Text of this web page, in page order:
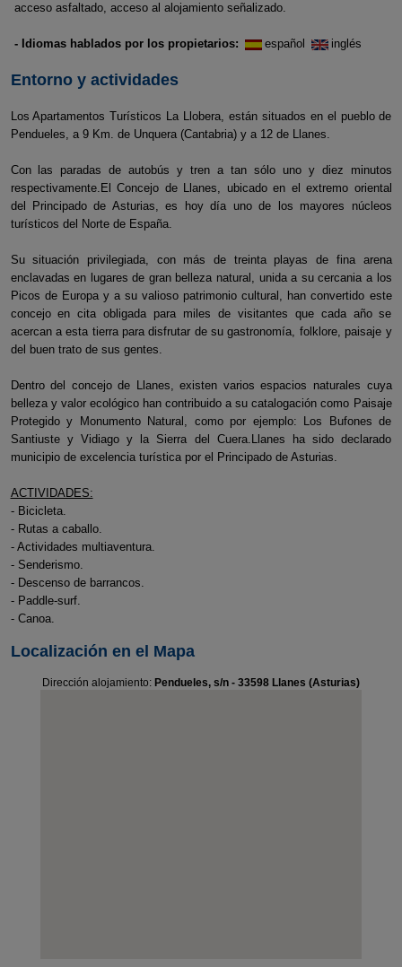
acceso asfaltado, acceso al alojamiento señalizado.
- Idiomas hablados por los propietarios: español inglés
Entorno y actividades
Los Apartamentos Turísticos La Llobera, están situados en el pueblo de
Pendueles, a 9 Km. de Unquera (Cantabria) y a 12 de Llanes.
Con las paradas de autobús y tren a tan sólo uno y diez minutos
respectivamente.El Concejo de Llanes, ubicado en el extremo oriental
del Principado de Asturias, es hoy día uno de los mayores núcleos
turísticos del Norte de España.
Su situación privilegiada, con más de treinta playas de fina arena
enclavadas en lugares de gran belleza natural, unida a su cercania a los
Picos de Europa y a su valioso patrimonio cultural, han convertido este
concejo en cita obligada para miles de visitantes que cada año se
acercan a esta tierra para disfrutar de su gastronomía, folklore, paisaje y
del buen trato de sus gentes.
Dentro del concejo de Llanes, existen varios espacios naturales cuya
belleza y valor ecológico han contribuido a su catalogación como Paisaje
Protegido y Monumento Natural, como por ejemplo: Los Bufones de
Santiuste y Vidiago y la Sierra del Cuera.Llanes ha sido declarado
municipio de excelencia turística por el Principado de Asturias.
ACTIVIDADES:
- Bicicleta.
- Rutas a caballo.
- Actividades multiaventura.
- Senderismo.
- Descenso de barrancos.
- Paddle-surf.
- Canoa.
Localización en el Mapa
Dirección alojamiento: Pendueles, s/n - 33598 Llanes (Asturias)